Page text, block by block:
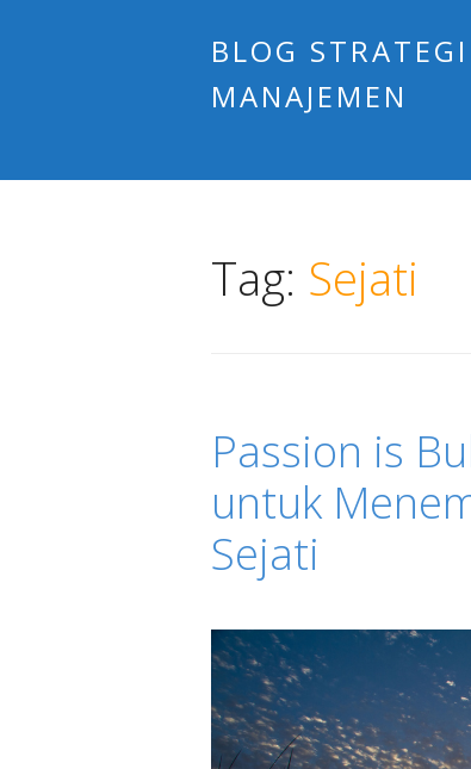
BLOG
MANAJEMEN
Tag: Sejati
Passion is
untuk
Sejati